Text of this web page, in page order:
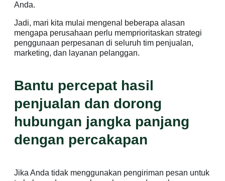
Anda.
Jadi, mari kita mulai mengenal beberapa alasan
mengapa perusahaan perlu memprioritaskan strategi
penggunaan perpesanan di seluruh tim penjualan,
marketing, dan layanan pelanggan.
Bantu percepat hasil
penjualan dan dorong
hubungan jangka panjang
dengan percakapan
Jika Anda tidak menggunakan pengiriman pesan untuk